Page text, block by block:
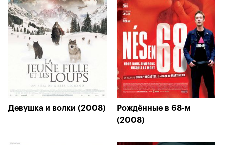
Девушка и волки (2008)
Рождённые в 68-м
(2008)